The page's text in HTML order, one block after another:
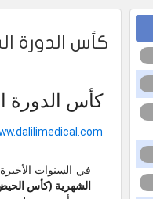
كأس الدورة
كأس الدورة
في السنوات
الشهرية (كأس